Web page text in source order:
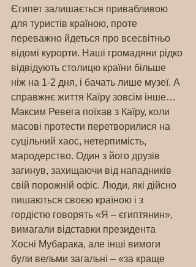
Єгипет залишається привабливою
для туристів країною, проте
переважно йдеться про всесвітньо
відомі курорти. Наші громадяни рідко
відвідують столицю країни більше
ніж на 1-2 дня, і бачать лише музеї. А
справжнє життя Каїру зовсім інше…
Максим Ревега поїхав з Каїру, коли
масові протести перетворилися на
суцільний хаос, нетерпимість,
мародерство. Один з його друзів
загинув, захищаючи від нападників
свій порожній офіс. Люди, які дійсно
пишаються своєю країною і з
гордістю говорять «Я – єгиптянин»,
вимагали відставки президента
Хосні Мубарака, але інші вимоги
були вельми загальні – «за краще